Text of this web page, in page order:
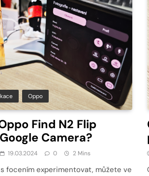
Oppo
Find N2 Flip
Camera?
19.03.2024 0 2 Mins
focením experimentovat, můžete ve